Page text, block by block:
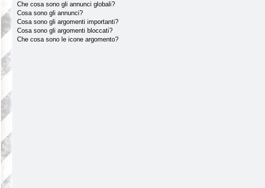
Che cosa sono gli annunci globali?
Cosa sono gli annunci?
Cosa sono gli argomenti importanti?
Cosa sono gli argomenti bloccati?
Che cosa sono le icone argomento?